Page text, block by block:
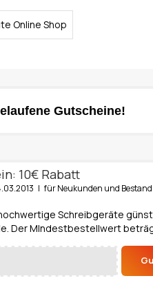
Gutscheine!
10€ Rabatt
| für Neukunden und
Schreibgeräte
Der MIndestbestellwert